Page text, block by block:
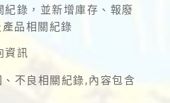
錄，並新增庫存、報廢
品相關紀錄
資訊
不良相關紀錄,內容包含